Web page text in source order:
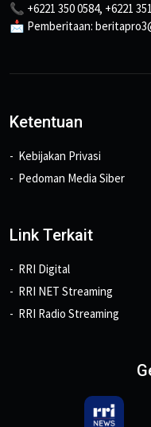
📞 +6221 350 0584, +6221
📩 Pemberitaan:
Ketentuan
Kebijakan Privasi
Pedoman Media Siber
Link Terkait
RRI Digital
RRI NET Streaming
RRI Radio Streaming